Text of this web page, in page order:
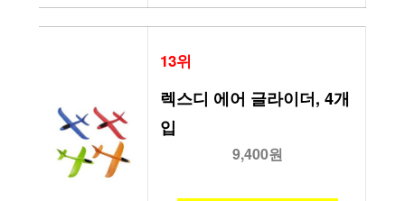
13위
렉스디 에어 글라이더, 4개
입
9,400원